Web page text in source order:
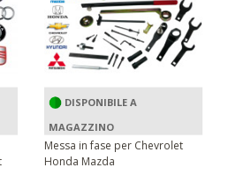
DISPONIBILE A
MAGAZZINO
Messa in fase per Chevrolet
Honda Mazda